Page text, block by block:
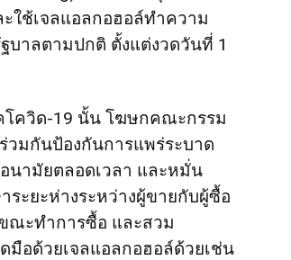
ใช้เจลแอลกอฮอล์ทำความ
บาลตามปกติ ตั้งแต่งวดวันที่ 1
โควิด-19 นั้น โฆษกคณะกรรม
มกันป้องกันการแพร่ระบาด
นามัยตลอดเวลา และหมั่น
ะยะห่างระหว่างผู้ขายกับผู้ซื้อ
ณะทำการซื้อ และสวม
อด้วยเจลแอลกอฮอล์ด้วยเช่น